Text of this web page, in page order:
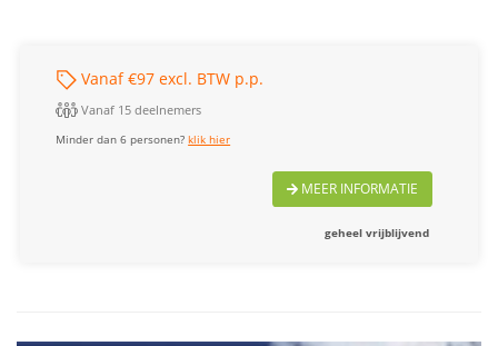
Vanaf €97 excl. BTW p.p.
Vanaf 15 deelnemers
Minder dan 6 personen?klik hier
MEER INFORMATIE
geheel vrijblijvend